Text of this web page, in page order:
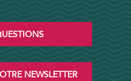
NEWSLETTER